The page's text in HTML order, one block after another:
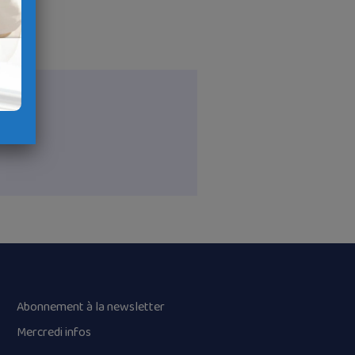
Abonnement à la newsletter
Mercredi infos